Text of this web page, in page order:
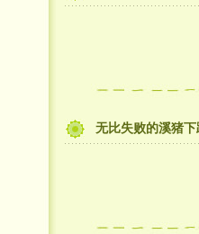
无比失败的溪猪